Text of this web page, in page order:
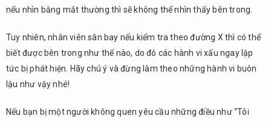
nếu nhìn bằng mắt thường thì sẽ không thể nhìn thấy bên trong.
Tuy nhiên, nhân viên sân bay nếu kiểm tra theo đường X thì có thể
biết được bên trong như thế nào, do đó các hành vi xấu ngay lập
tức bị phát hiện. Hãy chú ý và đừng làm theo những hành vi buôn
lậu như vậy nhé!
Nếu bạn bị một người không quen yêu cầu những điều như “Tôi